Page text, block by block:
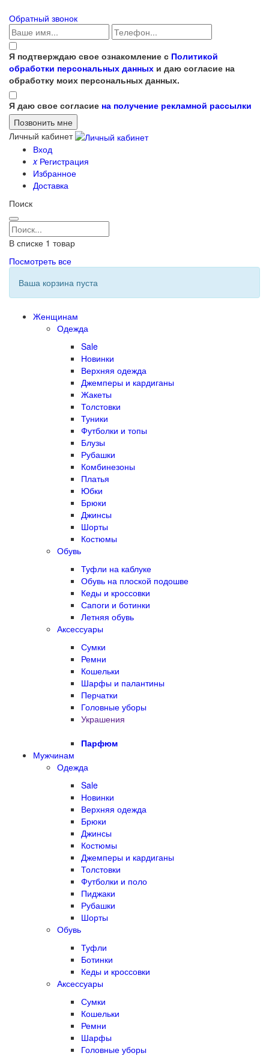
Обратный звонок
Я подтверждаю свое ознакомление с Политикой
обработки персональных данных и даю согласие на
обработку моих персональных данных.
Я даю свое согласие на получение рекламной рассылки
Личный кабинет
Вход
xРегистрация
Избранное
Доставка
Поиск
В списке 1 товар
Посмотреть все
Ваша корзина пуста
Женщинам
Одежда
Sale
Новинки
Верхняя одежда
Джемперы и кардиганы
Жакеты
Толстовки
Туники
Футболки и топы
Блузы
Рубашки
Комбинезоны
Платья
Юбки
Брюки
Джинсы
Шорты
Костюмы
Обувь
Туфли на каблуке
Обувь на плоской подошве
Кеды и кроссовки
Сапоги и ботинки
Летняя обувь
Аксессуары
Сумки
Ремни
Кошельки
Шарфы и палантины
Перчатки
Головные уборы
Украшения
Парфюм
Мужчинам
Одежда
Sale
Новинки
Верхняя одежда
Брюки
Джинсы
Костюмы
Джемперы и кардиганы
Толстовки
Футболки и поло
Пиджаки
Рубашки
Шорты
Обувь
Туфли
Ботинки
Кеды и кроссовки
Аксессуары
Сумки
Кошельки
Ремни
Шарфы
Головные уборы